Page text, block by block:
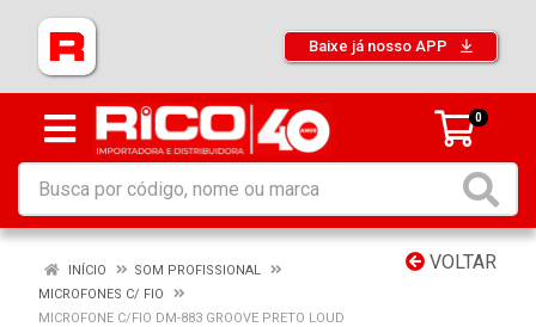
Baixe já nosso APP
0
VOLTAR
INÍCIO
SOM PROFISSIONAL
MICROFONES C/ FIO
MICROFONE C/FIO DM-883 GROOVE PRETO LOUD